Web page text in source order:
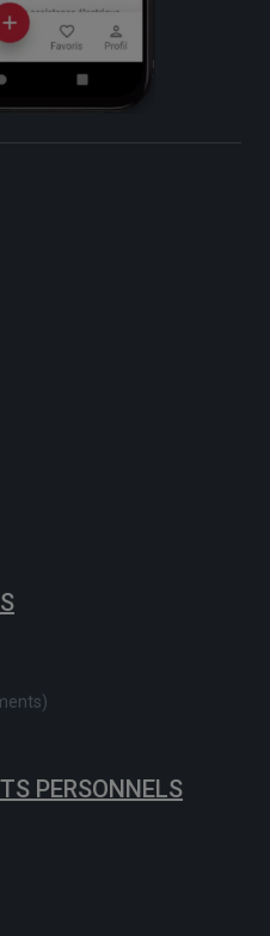
PERSONNELS